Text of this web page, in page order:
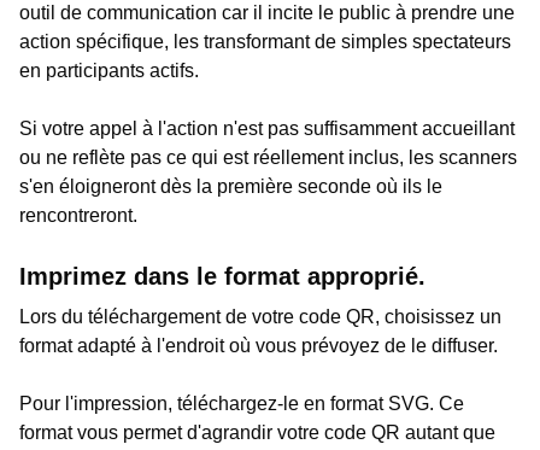
outil de communication car il incite le public à prendre une
action spécifique, les transformant de simples spectateurs
en participants actifs.
Si votre appel à l'action n'est pas suffisamment accueillant
ou ne reflète pas ce qui est réellement inclus, les scanners
s'en éloigneront dès la première seconde où ils le
rencontreront.
Imprimez dans le format approprié.
Lors du téléchargement de votre code QR, choisissez un
format adapté à l'endroit où vous prévoyez de le diffuser.
Pour l'impression, téléchargez-le en format SVG. Ce
format vous permet d'agrandir votre code QR autant que